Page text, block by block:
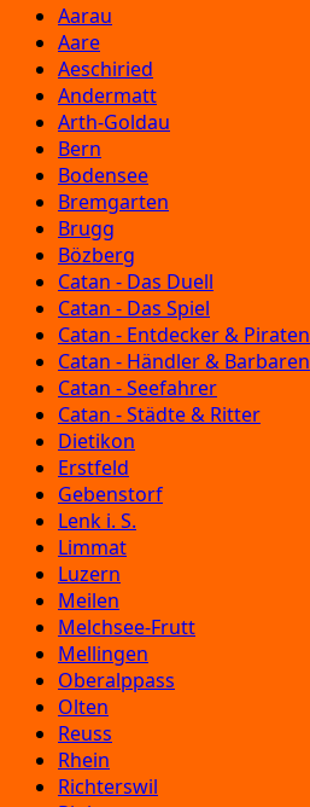
Aarau
Aare
Aeschiried
Andermatt
Arth-Goldau
Bern
Bodensee
Bremgarten
Brugg
Bözberg
Catan - Das Duell
Catan - Das Spiel
Catan - Entdecker & Piraten
Catan - Händler & Barbaren
Catan - Seefahrer
Catan - Städte & Ritter
Dietikon
Erstfeld
Gebenstorf
Lenk i. S.
Limmat
Luzern
Meilen
Melchsee-Frutt
Mellingen
Oberalppass
Olten
Reuss
Rhein
Richterswil